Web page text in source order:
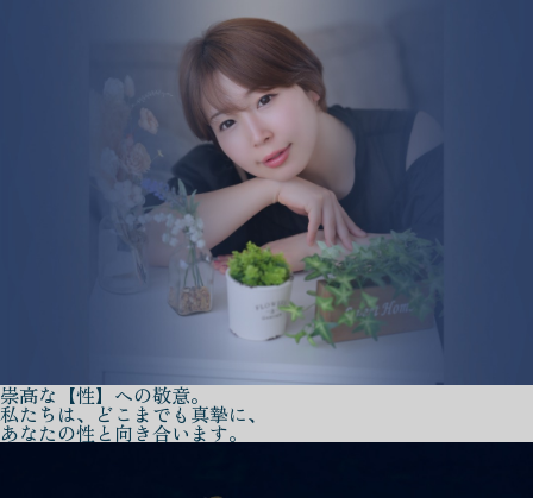
崇高な【性】への敬意。
私たちは、どこまでも真摯に、
あなたの性と向き合います。